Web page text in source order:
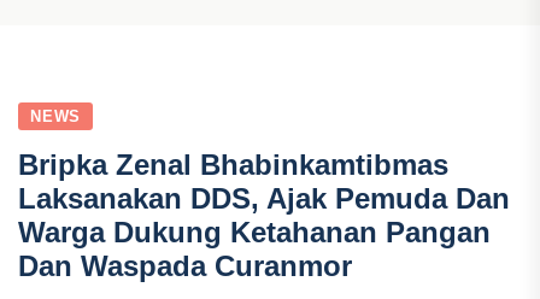
NEWS
Bripka Zenal Bhabinkamtibmas
Laksanakan DDS, Ajak Pemuda Dan
Warga Dukung Ketahanan Pangan
Dan Waspada Curanmor